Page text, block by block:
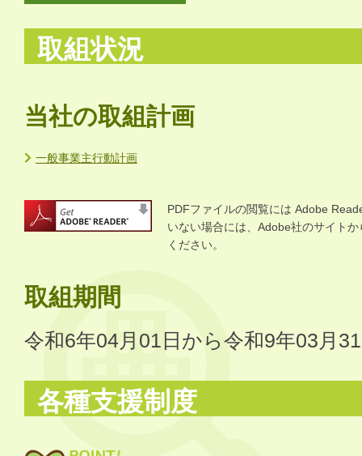
取組状況
当社の取組計画
一般事業主行動計画
PDFファイルの閲覧には Adobe
いない場合には、Adobe社のサイト
ください。
取組期間
令和6年04月01日から令和9年03月
各種支援制度